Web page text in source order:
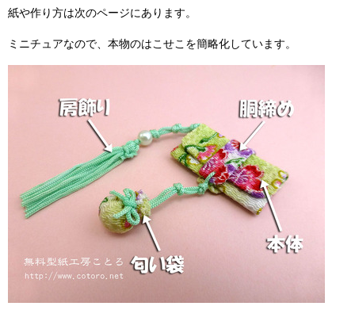
紙や作り方は次のページにあります。
ミニチュアなので、本物のはこせこを簡略化しています。